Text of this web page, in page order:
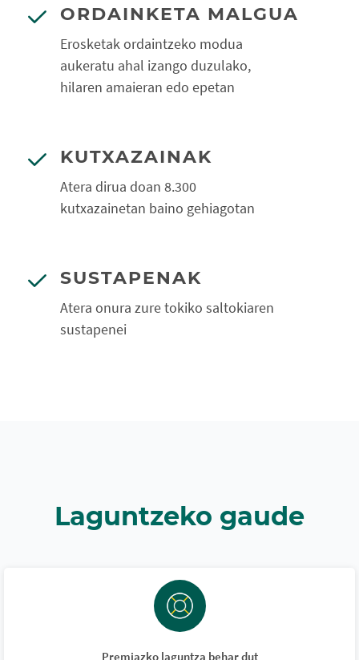
ORDAINKETA MALGUA
Erosketak ordaintzeko modua
aukeratu ahal izango duzulako,
hilaren amaieran edo epetan
KUTXAZAINAK
Atera dirua doan 8.300
kutxazainetan baino gehiagotan
SUSTAPENAK
Atera onura zure tokiko saltokiaren
sustapenei
Laguntzeko gaude
Premiazko laguntza behar dut